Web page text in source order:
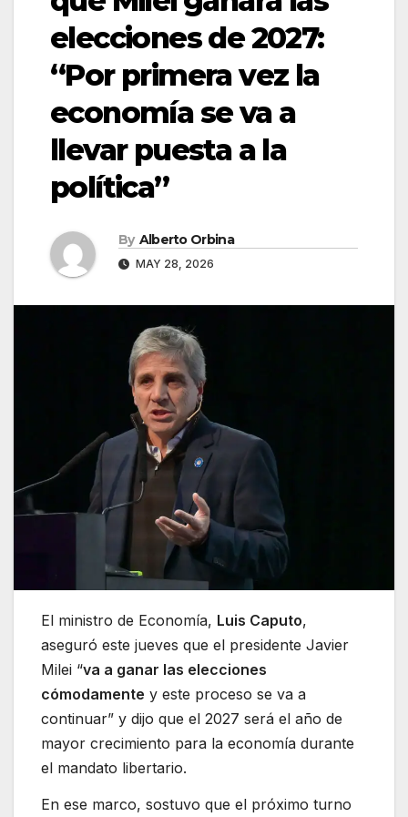
elecciones de 2027:
“Por primera vez la
economía se va a
llevar puesta a la
política”
By Alberto Orbina
MAY 28, 2026
El ministro de Economía, Luis Caputo,
aseguró este jueves que el presidente Javier
Milei “va a ganar las elecciones
cómodamente y este proceso se va a
continuar” y dijo que el 2027 será el año de
mayor crecimiento para la economía durante
el mandato libertario.
En ese marco, sostuvo que el próximo turno